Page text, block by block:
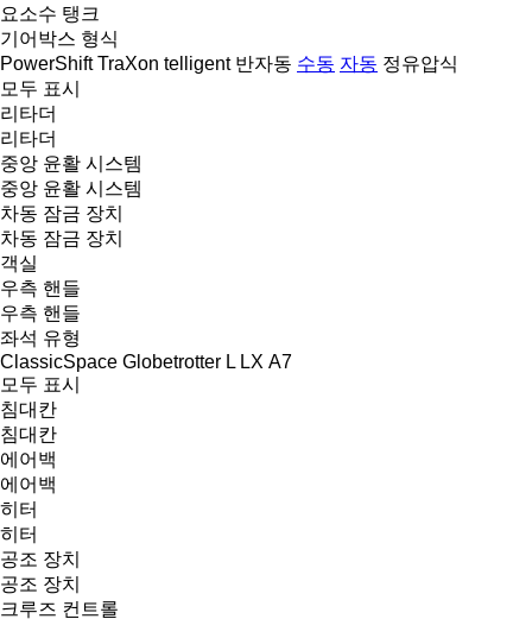
요소수 탱크
기어박스 형식
PowerShift TraXon telligent 반자동 수동 자동 정유압식
모두 표시
리타더
리타더
중앙 윤활 시스템
중앙 윤활 시스템
차동 잠금 장치
차동 잠금 장치
객실
우측 핸들
우측 핸들
좌석 유형
ClassicSpace Globetrotter L LX А7
모두 표시
침대칸
침대칸
에어백
에어백
히터
히터
공조 장치
공조 장치
크루즈 컨트롤